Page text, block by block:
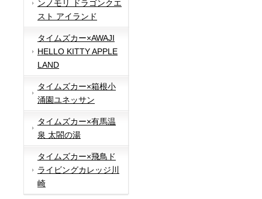
ンノモリ ドラゴンクエ
スト アイランド
タイムズカー×AWAJI
HELLO KITTY APPLE
LAND
タイムズカー×箱根小
涌園ユネッサン
タイムズカー×有馬温
泉 太閤の湯
タイムズカー×飛鳥ド
ライビングカレッジ川
崎